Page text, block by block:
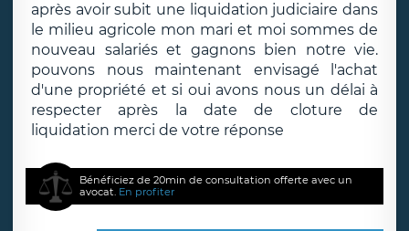
après avoir subit une liquidation judiciaire dans
le milieu agricole mon mari et moi sommes de
nouveau salariés et gagnons bien notre vie.
pouvons nous maintenant envisagé l'achat
d'une propriété et si oui avons nous un délai à
respecter après la date de cloture de
liquidation merci de votre réponse
Bénéficiez de 20min de consultation offerte avec un
avocat. En profiter